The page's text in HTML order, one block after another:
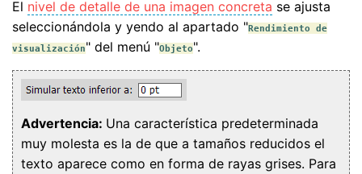
El nivel de detalle de una imagen concreta se ajusta
seleccionándola y yendo al apartado "Rendimiento de
visualización" del menú "Objeto".
Advertencia: Una característica predeterminada
muy molesta es la de que a tamaños reducidos el
texto aparece como en forma de rayas grises. Para